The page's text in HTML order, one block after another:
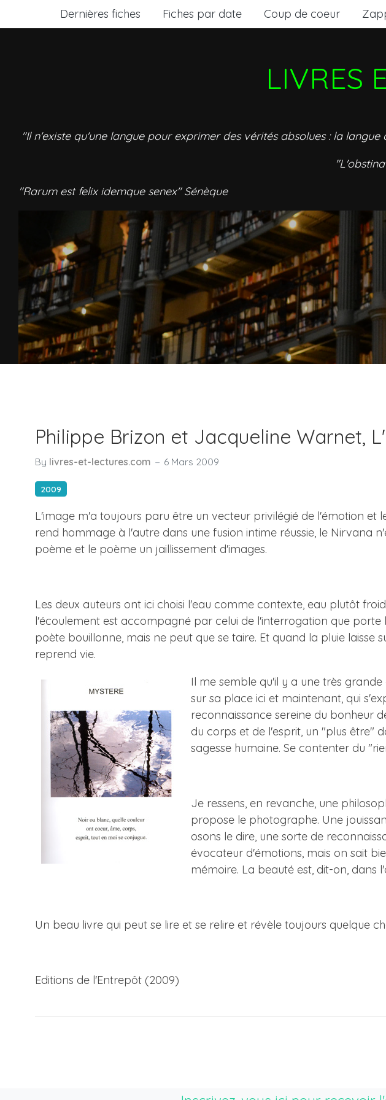
Dernières fiches Fiches par date Coup de coeur
LIVRES
"Il n'existe qu'une langue pour exprimer des vérités absolues : la langue
"Rarum est felix idemque senex" Sénèque
Philippe Brizon et Jacqueline Warnet,
By livres-et-lectures.com 6 Mars 2009
2009
L'image m'a toujours paru être un vecteur privilégié de l'émotion et
rend hommage à l'autre dans une fusion intime réussie, le Nirvana
poème et le poème un jaillissement d'images.
Les deux auteurs ont ici choisi l'eau comme contexte, eau plutôt
l'écoulement est accompagné par celui de l'interrogation que porte
poète bouillonne, mais ne peut que se taire. Et quand la pluie laisse
reprend vie.
Il me semble qu'il y a une très
sur sa place ici et maintenant, qui
reconnaissance sereine du bonheur
du corps et de l'esprit, un "plus être"
sagesse humaine. Se contenter du
Je ressens, en revanche, une
propose le photographe. Une
osons le dire, une sorte de
évocateur d'émotions, mais on sait
mémoire. La beauté est, dit-on, dans
Un beau livre qui peut se lire et se relire et révèle toujours quelque
Editions de l'Entrepôt (2009)